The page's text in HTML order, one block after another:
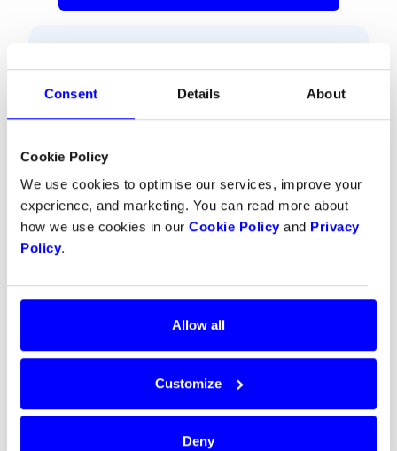
Consent Details About
Cookie Policy
We use cookies to optimise our services, improve your
experience, and marketing. You can read more about
how we use cookies in our Cookie Policy and Privacy
Policy.
Allow all
Customize
Deny
Om Dintero
Dintero er et norsk fintech-selskap med
hovedkontor i Norge, med fokus på å
butikker og markedsplasser. Med en
forpliktelse til å være konkurranseledende
og tilby avanserte teknologier som Split
Payout og nettverkstokenisering, har
Dintero som mål å styrke bedrifter med
betalinger.
Mediakontakt
Daro Navaratnam, CEO at Dintero
Email: daro@dintero.com